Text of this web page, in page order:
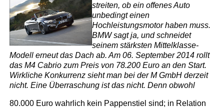
streiten, ob ein offenes Auto
unbedingt einen
Hochleistungsmotor haben muss.
BMW sagt ja, und schneidet
seinem stärksten Mittelklasse-
Modell erneut das Dach ab. Am 06. September 2014 rollt
das M4 Cabrio zum Preis von 78.200 Euro an den Start.
Wirkliche Konkurrenz sieht man bei der M GmbH derzeit
nicht. Eine Überraschung ist das nicht. Denn obwohl
80.000 Euro wahrlich kein Pappenstiel sind; in Relation